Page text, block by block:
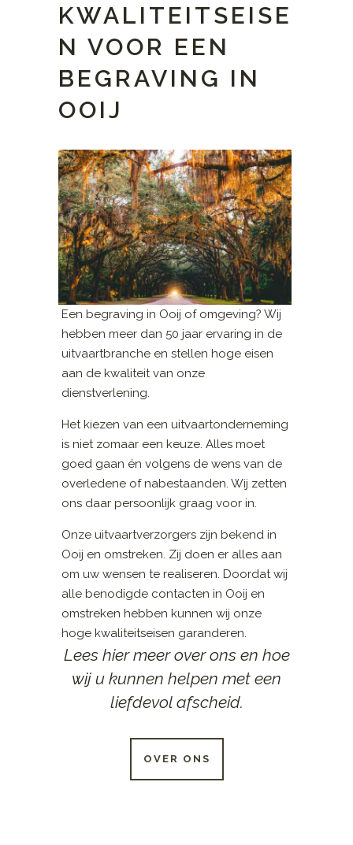
KWALITEITSEISE
N VOOR EEN
BEGRAVING IN
OOIJ
Een begraving in Ooij of omgeving? Wij
hebben meer dan 50 jaar ervaring in de
uitvaartbranche en stellen hoge eisen
aan de kwaliteit van onze
dienstverlening.
Het kiezen van een uitvaartonderneming
is niet zomaar een keuze. Alles moet
goed gaan én volgens de wens van de
overledene of nabestaanden. Wij zetten
ons daar persoonlijk graag voor in.
Onze uitvaartverzorgers zijn bekend in
Ooij en omstreken. Zij doen er alles aan
om uw wensen te realiseren. Doordat wij
alle benodigde contacten in Ooij en
omstreken hebben kunnen wij onze
hoge kwaliteitseisen garanderen.
Lees hier meer over ons en hoe
wij u kunnen helpen met een
liefdevol afscheid.
OVER ONS